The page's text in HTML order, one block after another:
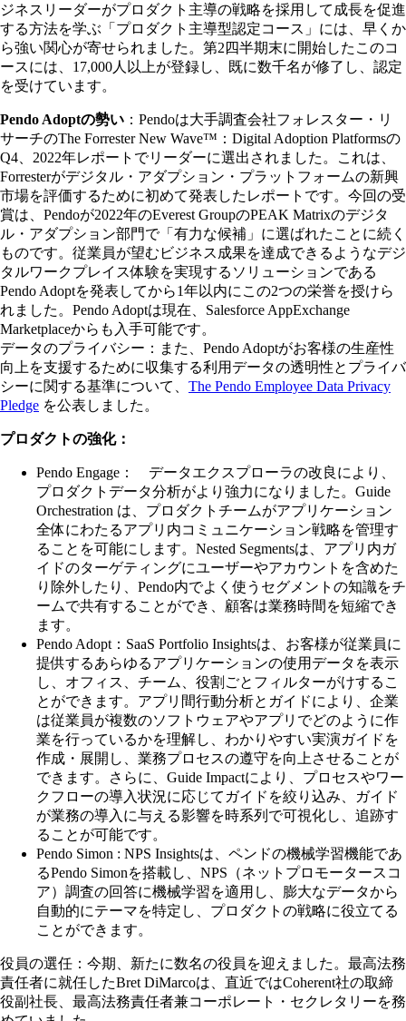
ジネスリーダーがプロダクト主導の戦略を採用して成長を促進
する方法を学ぶ「プロダクト主導型認定コース」には、早くか
ら強い関心が寄せられました。第2四半期末に開始したこのコ
ースには、17,000人以上が登録し、既に数千名が修了し、認定
を受けています。
Pendo Adoptの勢い ：Pendoは大手調査会社フォレスター・リ
サーチのThe Forrester New Wave™：Digital Adoption Platformsの
Q4、2022年レポートでリーダーに選出されました。これは、
Forresterがデジタル・アダプション・プラットフォームの新興
市場を評価するために初めて発表したレポートです。今回の受
賞は、Pendoが2022年のEverest GroupのPEAK Matrixのデジタ
ル・アダプション部門で「有力な候補」に選ばれたことに続く
ものです。従業員が望むビジネス成果を達成できるようなデジ
タルワークプレイス体験を実現するソリューションである
Pendo Adoptを発表してから1年以内にこの2つの栄誉を授けら
れました。Pendo Adoptは現在、Salesforce AppExchange
Marketplaceからも入手可能です。
データのプライバシー：また、Pendo Adoptがお客様の生産性
向上を支援するために収集する利用データの透明性とプライバ
シーに関する基準について、 The Pendo Employee Data Privacy
Pledge を公表しました。
プロダクトの強化：
Pendo Engage： データエクスプローラの改良により、
プロダクトデータ分析がより強力になりました。Guide
Orchestration は、プロダクトチームがアプリケーション
全体にわたるアプリ内コミュニケーション戦略を管理す
ることを可能にします。Nested Segmentsは、アプリ内ガ
イドのターゲティングにユーザーやアカウントを含めた
り除外したり、Pendo内でよく使うセグメントの知識をチ
ームで共有することができ、顧客は業務時間を短縮でき
ます。
Pendo Adopt：SaaS Portfolio Insightsは、お客様が従業員に
提供するあらゆるアプリケーションの使用データを表示
し、オフィス、チーム、役割ごとフィルターがけするこ
とができます。アプリ間行動分析とガイドにより、企業
は従業員が複数のソフトウェアやアプリでどのように作
業を行っているかを理解し、わかりやすい実演ガイドを
作成・展開し、業務プロセスの遵守を向上させることが
できます。さらに、Guide Impactにより、プロセスやワー
クフローの導入状況に応じてガイドを絞り込み、ガイド
が業務の導入に与える影響を時系列で可視化し、追跡す
ることが可能です。
Pendo Simon : NPS Insightsは、ペンドの機械学習機能であ
るPendo Simonを搭載し、NPS（ネットプロモータースコ
ア）調査の回答に機械学習を適用し、膨大なデータから
自動的にテーマを特定し、プロダクトの戦略に役立てる
ことができます。
役員の選任：今期、新たに数名の役員を迎えました。最高法務
責任者に就任したBret DiMarcoは、直近ではCoherent社の取締
役副社長、最高法務責任者兼コーポレート・セクレタリーを務